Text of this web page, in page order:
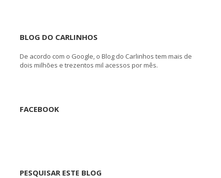
BLOG DO CARLINHOS
De acordo com o Google, o Blog do Carlinhos tem mais de
dois milhões e trezentos mil acessos por mês.
FACEBOOK
PESQUISAR ESTE BLOG